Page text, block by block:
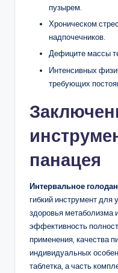
пузырем.
Хроническом
надпочечников.
Дефиците массы
Интенсивных
требующих
панацея
Интервальное
гибкий инструмент для
здоровья метаболизма
эффективность
применения, качества
индивидуальных
таблетка, а часть